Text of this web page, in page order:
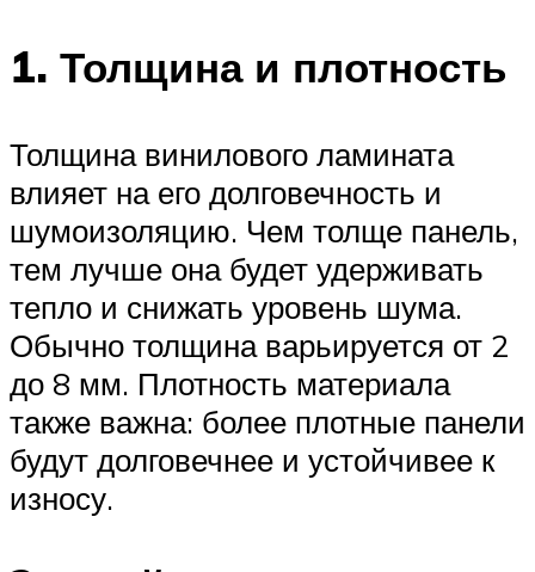
1. Толщина и плотность
Толщина винилового ламината
влияет на его долговечность и
шумоизоляцию. Чем толще панель,
тем лучше она будет удерживать
тепло и снижать уровень шума.
Обычно толщина варьируется от 2
до 8 мм. Плотность материала
также важна: более плотные панели
будут долговечнее и устойчивее к
износу.